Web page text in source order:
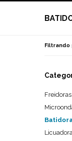
Filtrando